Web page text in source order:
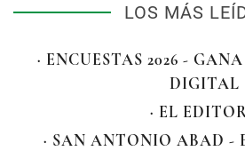
LOS MÁS
· ENCUESTAS 2026 -
DIGITAL
· EL
· SAN ANTONIO ABAD -